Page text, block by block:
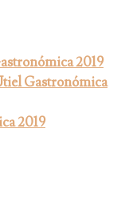
2019
Gastronómica
2019